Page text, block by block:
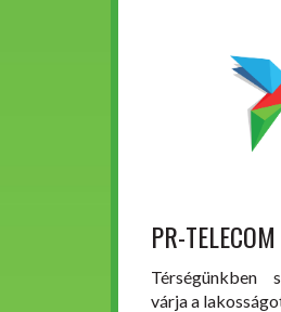
PR-TELECOM
Térségünkben
várja a